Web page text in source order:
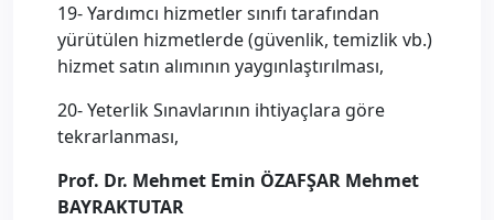
19- Yardımcı hizmetler sınıfı tarafından
yürütülen hizmetlerde (güvenlik, temizlik vb.)
hizmet satın alımının yaygınlaştırılması,
20- Yeterlik Sınavlarının ihtiyaçlara göre
tekrarlanması,
Prof. Dr. Mehmet Emin ÖZAFŞAR Mehmet
BAYRAKTUTAR